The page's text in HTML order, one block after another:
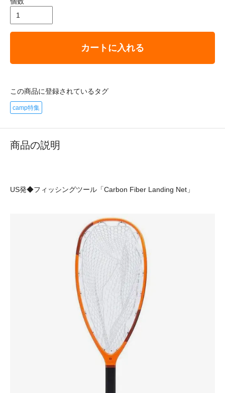
カートに入れる
この商品に登録されているタグ
camp特集
商品の説明
US発◆フィッシングツール「Carbon Fiber Landing Net」